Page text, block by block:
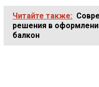
Читайте также:
решения в
балкон